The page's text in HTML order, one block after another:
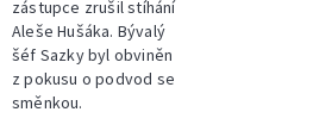
zástupce zrušil stíhání
Aleše Hušáka. Bývalý
šéf Sazky byl obviněn
z pokusu o podvod se
směnkou.